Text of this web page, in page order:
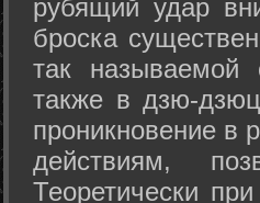
рубящий удар
броска
так называемой
также в дзю-
проникновение в
действиям,
Теоретически